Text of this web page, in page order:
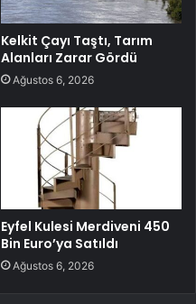
Kelkit Çayı Taştı, Tarım
Alanları Zarar Gördü
Ağustos 6, 2026
Eyfel Kulesi Merdiveni 450
Bin Euro’ya Satıldı
Ağustos 6, 2026